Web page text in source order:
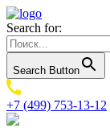
Search for:
Search Button
+7 (499) 753-13-12